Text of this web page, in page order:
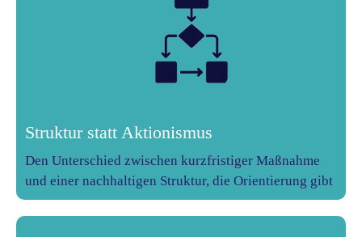
Struktur statt Aktionismus
Den Unterschied zwischen kurzfristiger Maßnahme
und einer nachhaltigen Struktur, die Orientierung gibt